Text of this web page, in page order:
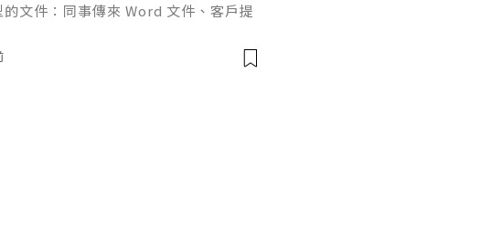
文件：同事傳來 Word 文件、客戶提
不同程式，處理起來比較零散。因此不